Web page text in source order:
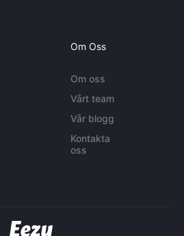
Om Oss
Om oss
Vårt team
Vår blogg
Kontakta
oss